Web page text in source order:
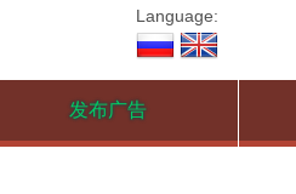
Language:
发布广告